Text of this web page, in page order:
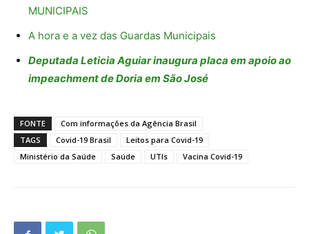
MUNICIPAIS
A hora e a vez das Guardas Municipais
Deputada Leticia Aguiar inaugura placa em apoio ao
impeachment de Doria em São José
FONTE
Com informações da Agência Brasil
TAGS
Covid-19 Brasil
Leitos para Covid-19
Ministério da Saúde
Saúde UTIs Vacina Covid-19